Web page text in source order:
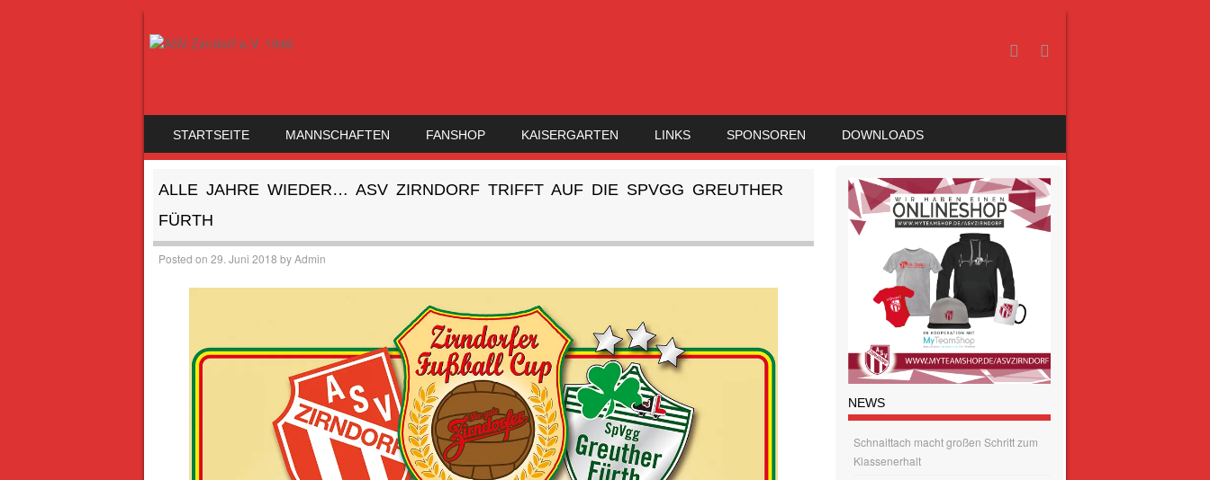
MENU
STARTSEITE MANNSCHAFTEN FANSHOP KAISERGARTEN LINKS SPONSOREN DOWNLOADS
ALLE JAHRE WIEDER… ASV ZIRNDORF TRIFFT AUF DIE SPVGG GREUTHER
FÜRTH
Posted on 29. Juni 2018 byAdmin
NEWS
Schnaittach macht großen Schritt zum
Klassenerhalt